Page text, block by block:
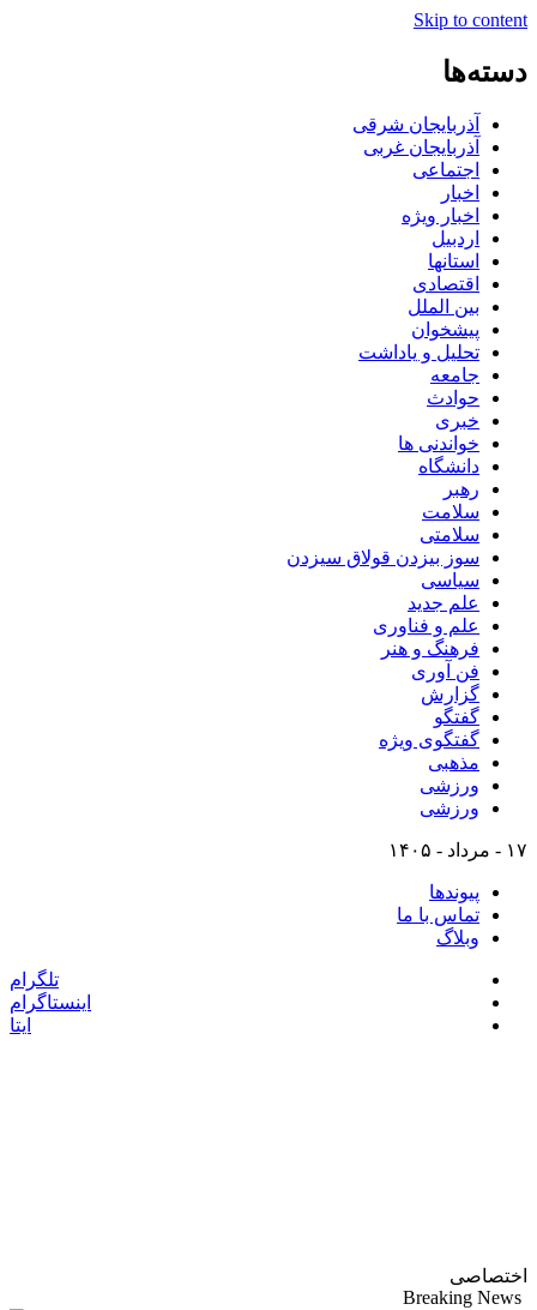
Skip to content
دسته‌ها
آذربایجان شرقی
آذربایجان غربی
اجتماعی
اخبار
اخبار ویژه
اردبیل
استانها
اقتصادی
بین الملل
پیشخوان
تحلیل و یاداشت
جامعه
حوادث
خبری
خواندنی ها
دانشگاه
رهبر
سلامت
سلامتی
سوز بیزدن قولاق سیزدن
سیاسی
علم جدید
علم و فناوری
فرهنگ و هنر
فن آوری
گزارش
گفتگو
گفتگوی ویژه
مذهبی
ورزشی
ورزشی
۱۷ - مرداد - ۱۴۰۵
پیوندها
تماس با ما
وبلاگ
تلگرام
اینستاگرام
ایتا
اختصاصی
Breaking News